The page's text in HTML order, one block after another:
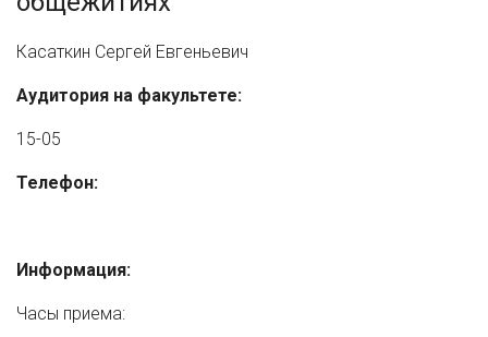
Касаткин Сергей Евгеньевич
Аудитория на факультете:
15-05
Телефон:
Информация:
Часы приема: